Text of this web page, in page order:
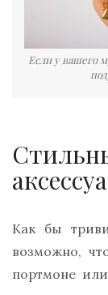
Если у вашего
Как бы
возможно,
портмоне